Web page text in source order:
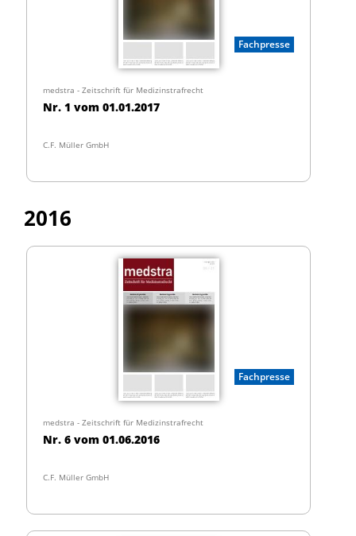
Fachpresse
medstra - Zeitschrift für Medizinstrafrecht
Nr. 1 vom 01.01.2017
C.F. Müller GmbH
2016
Fachpresse
medstra - Zeitschrift für Medizinstrafrecht
Nr. 6 vom 01.06.2016
C.F. Müller GmbH